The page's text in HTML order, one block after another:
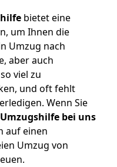
bietet eine
um Ihnen die
Umzug nach
aber auch
viel zu
und oft fehlt
Wenn Sie
bei uns
auf einen
Umzug von